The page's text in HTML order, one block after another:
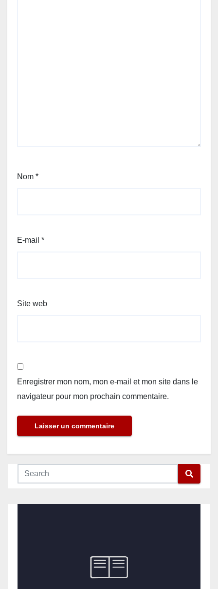
Nom *
E-mail *
Site web
Enregistrer mon nom, mon e-mail et mon site dans le
navigateur pour mon prochain commentaire.